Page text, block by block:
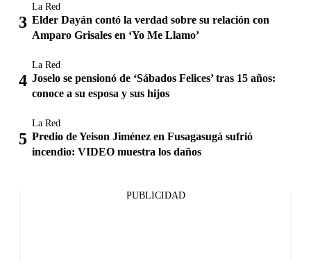
La Red
Elder Dayán contó la verdad sobre su relación con
Amparo Grisales en ‘Yo Me Llamo’
La Red
Joselo se pensionó de ‘Sábados Felices’ tras 15 años:
conoce a su esposa y sus hijos
La Red
Predio de Yeison Jiménez en Fusagasugá sufrió
incendio: VIDEO muestra los daños
PUBLICIDAD